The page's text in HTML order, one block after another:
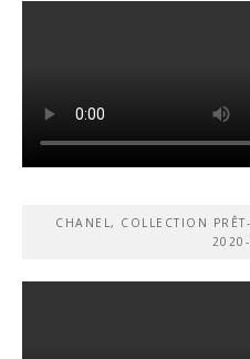
CHANEL, COLLECTION